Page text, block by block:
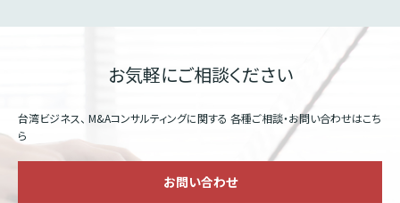
お気軽にご相談ください
台湾ビジネス、 M&Aコンサルティングに関する 各種ご相談・お問い合わせはこち
ら
お問い合わせ